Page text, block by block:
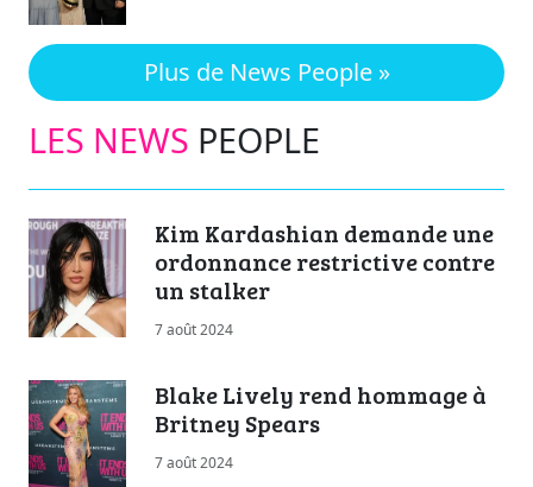
Plus de News People »
LES NEWS PEOPLE
Kim Kardashian demande une
ordonnance restrictive contre
un stalker
7 août 2024
Blake Lively rend hommage à
Britney Spears
7 août 2024